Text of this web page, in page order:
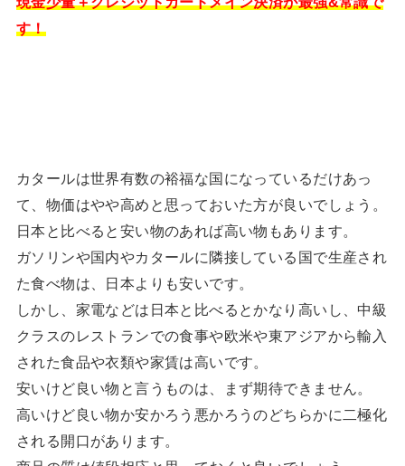
す！
カタールは世界有数の裕福な国になっているだけあっ
て、物価はやや高めと思っておいた方が良いでしょう。
日本と比べると安い物のあれば高い物もあります。
ガソリンや国内やカタールに隣接している国で生産され
た食べ物は、日本よりも安いです。
しかし、家電などは日本と比べるとかなり高いし、中級
クラスのレストランでの食事や欧米や東アジアから輸入
された食品や衣類や家賃は高いです。
安いけど良い物と言うものは、まず期待できません。
高いけど良い物か安かろう悪かろうのどちらかに二極化
される開口があります。